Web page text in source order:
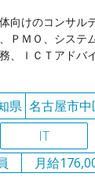
向けのコンサル
ＰＭＯ、システ
、ＩＣＴアドバ
県 名古屋市中
IT
月給